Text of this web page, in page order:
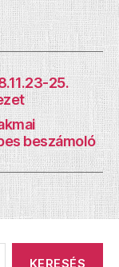
25.
beszámoló